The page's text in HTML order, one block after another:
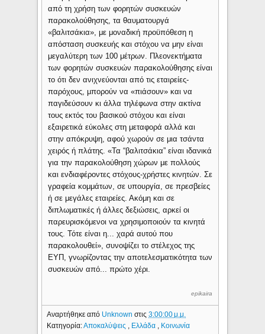
από τη χρήση των φορητών συσκευών
παρακολούθησης, τα θαυματουργά
«βαλιτσάκια», με μοναδική προϋπόθεση η
απόσταση συσκευής και στόχου να μην είναι
μεγαλύτερη των 100 μέτρων. Πλεονεκτήματα
των φορητών συσκευών παρακολούθησης είναι
το ότι δεν ανιχνεύονται από τις εταιρείες-
παρόχους, μπορούν να «πιάσουν» και να
παγιδεύσουν κι άλλα τηλέφωνα στην ακτίνα
τους εκτός του βασικού στόχου και είναι
εξαιρετικά εύκολες στη μεταφορά αλλά και
στην απόκρυψη, αφού χωρούν σε μια τσάντα
χειρός ή πλάτης. «Τα “βαλιτσάκια” είναι ιδανικά
για την παρακολούθηση χώρων με πολλούς
και ενδιαφέροντες στόχους-χρήστες κινητών. Σε
γραφεία κομμάτων, σε υπουργία, σε πρεσβείες
ή σε μεγάλες εταιρείες. Ακόμη και σε
διπλωματικές ή άλλες δεξιώσεις, αρκεί οι
παρευρισκόμενοι να χρησιμοποιούν τα κινητά
τους. Τότε είναι η... χαρά αυτού που
παρακολουθεί», συνοψίζει το στέλεχος της
ΕΥΠ, γνωρίζοντας την αποτελεσματικότητα των
συσκευών από... πρώτο χέρι.
epikaira
Αναρτήθηκε από Unknownστις3:00:00 μ.μ.
Κατηγορία:Αποκαλύψεις , Ελλάδα , Κοινωνία